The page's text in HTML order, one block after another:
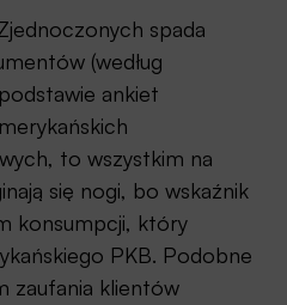
spada
(według
ankiet
to wszystkim na
się nogi, bo wskaźnik
konsumpcji, który
PKB. Podobne
zaufania klientów